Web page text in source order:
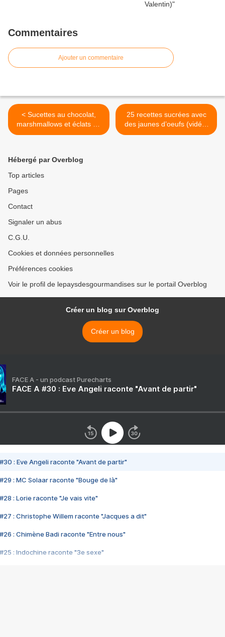
Commentaires
Ajouter un commentaire
< Sucettes au chocolat,
marshmallows et éclats de
meringue
25 recettes sucrées avec
des jaunes d’oeufs (vidéo)
>
Hébergé par Overblog
Top articles
Pages
Contact
Signaler un abus
C.G.U.
Cookies et données personnelles
Préférences cookies
Voir le profil de lepaysdesgourmandises sur le portail Overblog
Créer un blog sur Overblog
Créer un blog
FACE A - un podcast Purecharts
FACE A #30 : Eve Angeli raconte "Avant de partir"
#30 : Eve Angeli raconte "Avant de partir"
#29 : MC Solaar raconte "Bouge de là"
#28 : Lorie raconte "Je vais vite"
#27 : Christophe Willem raconte "Jacques a dit"
#26 : Chimène Badi raconte "Entre nous"
#25 : Indochine raconte "3e sexe"